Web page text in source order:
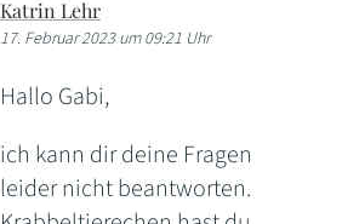
Katrin Lehr
17. Februar 2023 um 09:21 Uhr
Hallo Gabi,
ich kann dir deine Fragen
leider nicht beantworten.